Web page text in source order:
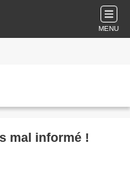
MENU
mal informé !